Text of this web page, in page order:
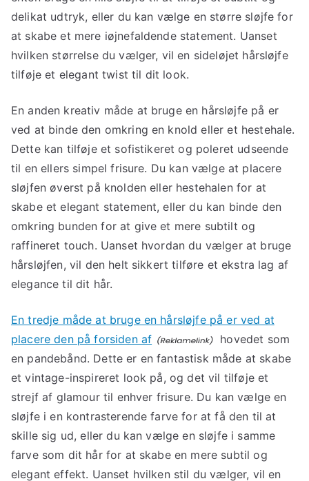
delikat udtryk, eller du kan vælge en større sløjfe for
at skabe et mere iøjnefaldende statement. Uanset
hvilken størrelse du vælger, vil en sideløjet hårsløjfe
tilføje et elegant twist til dit look.
En anden kreativ måde at bruge en hårsløjfe på er
ved at binde den omkring en knold eller et hestehale.
Dette kan tilføje et sofistikeret og poleret udseende
til en ellers simpel frisure. Du kan vælge at placere
sløjfen øverst på knolden eller hestehalen for at
skabe et elegant statement, eller du kan binde den
omkring bunden for at give et mere subtilt og
raffineret touch. Uanset hvordan du vælger at bruge
hårsløjfen, vil den helt sikkert tilføre et ekstra lag af
elegance til dit hår.
En tredje måde at bruge en hårsløjfe på er ved at
placere den på forsiden af
hovedet som
en pandebånd. Dette er en fantastisk måde at skabe
et vintage-inspireret look på, og det vil tilføje et
strejf af glamour til enhver frisure. Du kan vælge en
sløjfe i en kontrasterende farve for at få den til at
skille sig ud, eller du kan vælge en sløjfe i samme
farve som dit hår for at skabe en mere subtil og
elegant effekt. Uanset hvilken stil du vælger, vil en